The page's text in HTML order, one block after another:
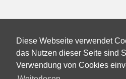
Diese Webseite verwendet
das Nutzen dieser Seite sind
Verwendung von Cookies